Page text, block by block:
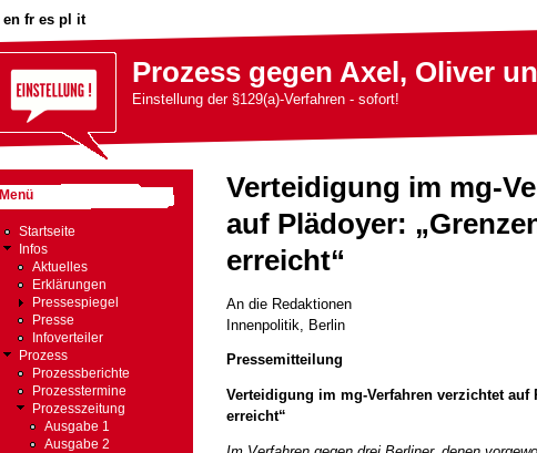
en fr es pl it
Prozess gegen Axel, Oliver
Einstellung der §129(a)-Verfahren - sofort!
Verteidigung im mg-
auf Plädoyer:
erreicht“
An die Redaktionen
Innenpolitik, Berlin
Pressemitteilung
Verteidigung im mg-Verfahren verzichtet auf
erreicht“
Menü
Startseite
Infos
Aktuelles
Erklärungen
Pressespiegel
Presse
Infoverteiler
Prozess
Prozessberichte
Prozesstermine
Prozesszeitung
Ausgabe 1
Ausgabe 2